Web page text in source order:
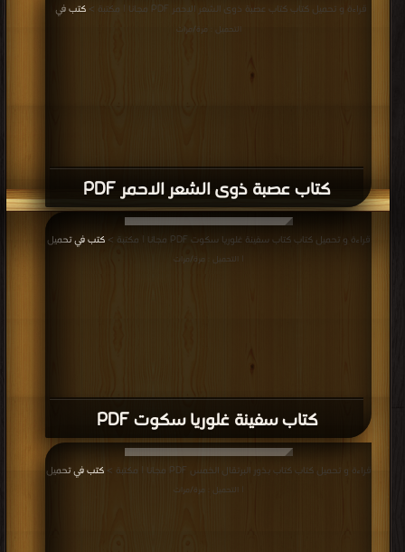
كتاب عصبة ذوى الشعر الاحمر PDF
قراءة و تحميل كتاب كتاب عصبة ذوى الشعر الاحمر PDF مجانا | مكتبة > كتب في
التحميل : مرة/مرات
كتاب سفينة غلوريا سكوت PDF
قراءة و تحميل كتاب كتاب سفينة غلوريا سكوت PDF مجانا | مكتبة > كتب في تحميل
| التحميل : مرة/مرات
قراءة و تحميل كتاب كتاب بذور البرتقال الخمس PDF مجانا | مكتبة > كتب في تحميل
| التحميل : مرة/مرات